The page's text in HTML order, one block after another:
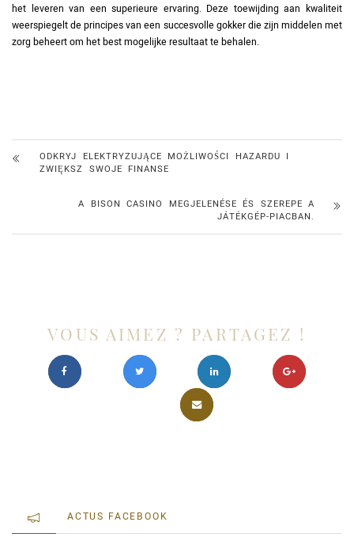
het leveren van een superieure ervaring. Deze toewijding aan kwaliteit
weerspiegelt de principes van een succesvolle gokker die zijn middelen met
zorg beheert om het best mogelijke resultaat te behalen.
ODKRYJ ELEKTRYZUJĄCE MOŻLIWOŚCI HAZARDU I
ZWIĘKSZ SWOJE FINANSE
A BISON CASINO MEGJELENÉSE ÉS SZEREPE A
JÁTÉKGÉP-PIACBAN.
VOUS AIMEZ ? PARTAGEZ !
ACTUS FACEBOOK